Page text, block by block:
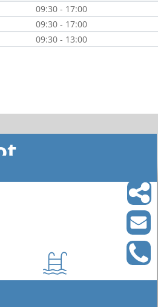
09:30 - 17:00
09:30 - 17:00
09:30 - 13:00